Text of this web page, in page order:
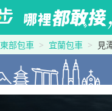
東部包車 宜蘭包車 見